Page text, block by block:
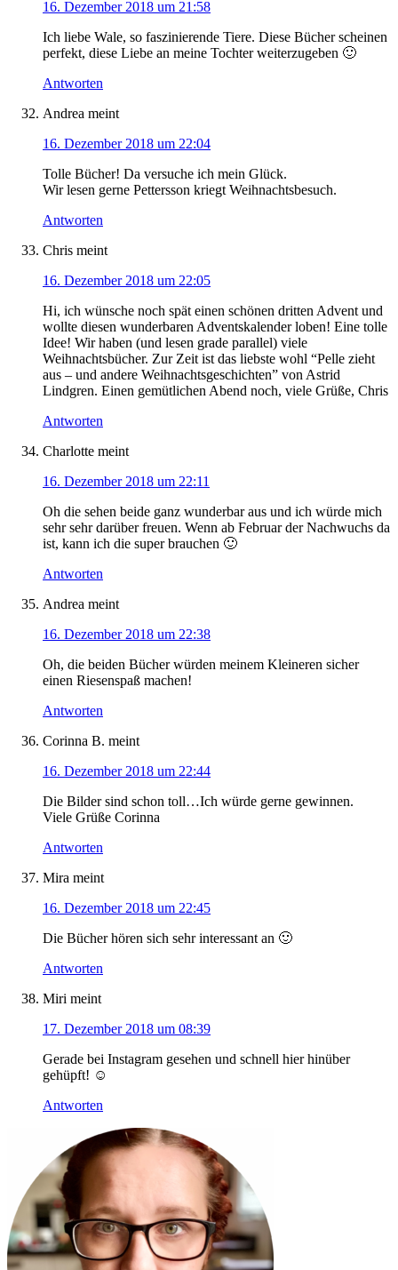
16. Dezember 2018 um 21:58
Ich liebe Wale, so faszinierende Tiere. Diese Bücher scheinen
perfekt, diese Liebe an meine Tochter weiterzugeben 🙂
Antworten
Andrea meint
16. Dezember 2018 um 22:04
Tolle Bücher! Da versuche ich mein Glück.
Wir lesen gerne Pettersson kriegt Weihnachtsbesuch.
Antworten
Chris meint
16. Dezember 2018 um 22:05
Hi, ich wünsche noch spät einen schönen dritten Advent und
wollte diesen wunderbaren Adventskalender loben! Eine tolle
Idee! Wir haben (und lesen grade parallel) viele
Weihnachtsbücher. Zur Zeit ist das liebste wohl “Pelle zieht
aus – und andere Weihnachtsgeschichten” von Astrid
Lindgren. Einen gemütlichen Abend noch, viele Grüße, Chris
Antworten
Charlotte meint
16. Dezember 2018 um 22:11
Oh die sehen beide ganz wunderbar aus und ich würde mich
sehr sehr darüber freuen. Wenn ab Februar der Nachwuchs da
ist, kann ich die super brauchen 🙂
Antworten
Andrea meint
16. Dezember 2018 um 22:38
Oh, die beiden Bücher würden meinem Kleineren sicher
einen Riesenspaß machen!
Antworten
Corinna B. meint
16. Dezember 2018 um 22:44
Die Bilder sind schon toll…Ich würde gerne gewinnen.
Viele Grüße Corinna
Antworten
Mira meint
16. Dezember 2018 um 22:45
Die Bücher hören sich sehr interessant an 🙂
Antworten
Miri meint
17. Dezember 2018 um 08:39
Gerade bei Instagram gesehen und schnell hier hinüber
gehüpft! ☺
Antworten
Sidebar